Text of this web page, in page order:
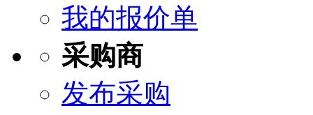
我的报价单
采购商
发布采购